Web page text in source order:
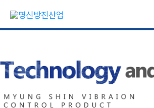
츠
건
너
기